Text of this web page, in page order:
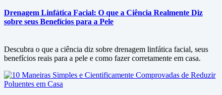
Drenagem Linfática Facial: O que a Ciência Realmente Diz
sobre seus Benefícios para a Pele
Descubra o que a ciência diz sobre drenagem linfática facial, seus
benefícios reais para a pele e como fazer corretamente em casa.